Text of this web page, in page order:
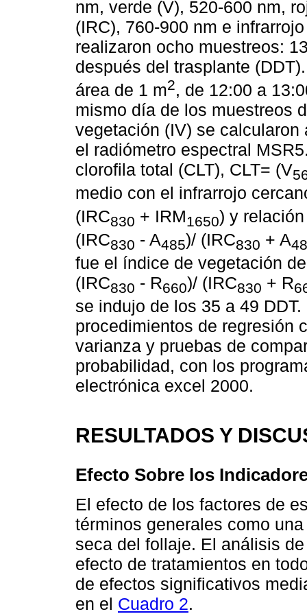
nm, verde (V), 520-600 nm,
(IRC), 760-900 nm e
realizaron ocho muestreos:
después del trasplante
área de 1 m2, de 12:00 a
mismo día de los muestreos
vegetación (IV) se
el radiómetro espectral
clorofila total (CLT), CLT= (V
medio con el infrarrojo
(IRC830 + IRM1650) y
(IRC830 - A485)/ (IRC830 + A
fue el índice de vegetación
(IRC830 - R660)/ (IRC830 + R
se indujo de los 35 a 49
procedimientos de regresión
varianza y pruebas de
probabilidad, con los
electrónica excel 2000.
RESULTADOS Y
Efecto Sobre los
El efecto de los factores de
términos generales como
seca del follaje. El análisis
efecto de tratamientos en
de efectos significativos
en el Cuadro 2.